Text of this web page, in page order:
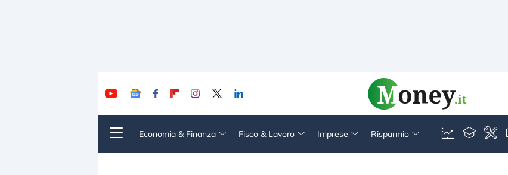
Economia & Finanza Fisco & Lavoro Imprese Risparmio